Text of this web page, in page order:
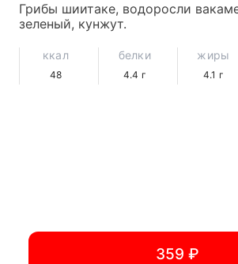
Грибы шиитаке, водоросли
зеленый, кунжут.
ккал
48
белки
4.4 г
жиры
4.1 г
359 ₽